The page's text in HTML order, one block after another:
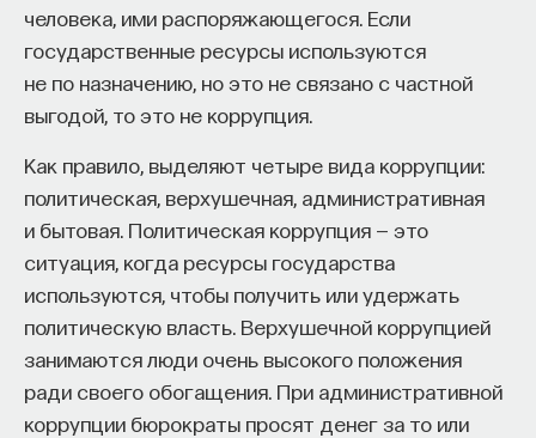
человека, ими распоряжающегося. Если
государственные ресурсы используются
не по назначению, но это не связано с частной
выгодой, то это не коррупция.
Как правило, выделяют четыре вида коррупции:
политическая, верхушечная, административная
и бытовая. Политическая коррупция — это
ситуация, когда ресурсы государства
используются, чтобы получить или удержать
политическую власть. Верхушечной коррупцией
занимаются люди очень высокого положения
ради своего обогащения. При административной
коррупции бюрократы просят денег за то или